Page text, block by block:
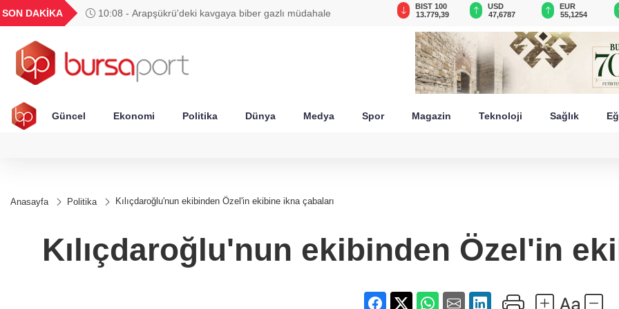
SON DAKİKA 10:08 - Arapşükrü'deki kavgaya biber gazlı müdahale
GEL
18,2677
16,3788
27,9743
0,0018
BIST 100
13.779,39
USD
47,6787
EUR
55,1254
Güncel Ekonomi Politika Dünya Medya Spor Magazin Teknoloji Sağlık
Anasayfa Politika Kılıçdaroğlu'nun ekibinden Özel'in ekibine ikna çabaları
Kılıçdaroğlu'nun ekibinden Özel'in